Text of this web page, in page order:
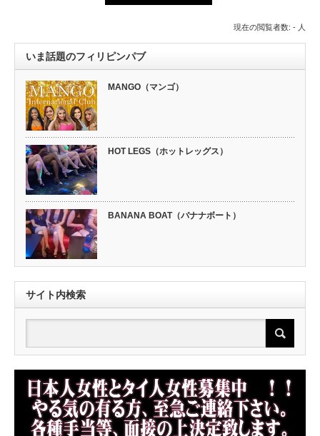
現在の閲覧者数: - 人
いま話題のフィリピンパブ
MANGO（マンゴ）
HOT LEGS（ホットレッグス）
BANANA BOAT（バナナボート）
サイト内検索